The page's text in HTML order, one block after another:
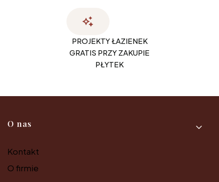
PROJEKTY ŁAZIENEK
GRATIS PRZY ZAKUPIE
PŁYTEK
Linki w stopce
O nas
Kontakt
O firmie